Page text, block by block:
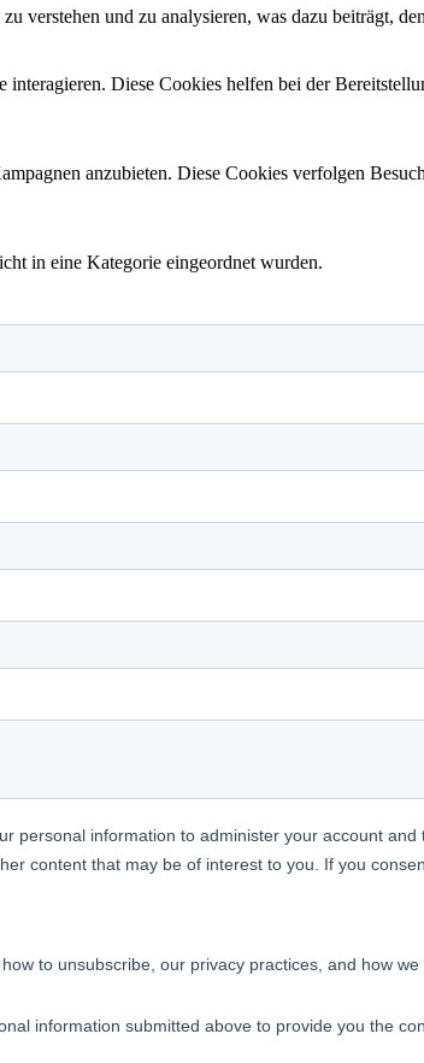
und zu analysieren, was dazu beiträgt,
Diese Cookies helfen bei der
anzubieten. Diese Cookies verfolgen
in eine Kategorie eingeordnet wurden.